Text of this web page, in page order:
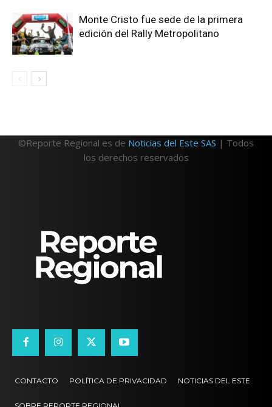
Monte Cristo fue sede de la primera
edición del Rally Metropolitano
©Reporte Regional es de Noticias del Este SAS | Todos
los derechos reservados
CONTACTO POLÍTICA DE PRIVACIDAD NOTICIAS DEL ESTE